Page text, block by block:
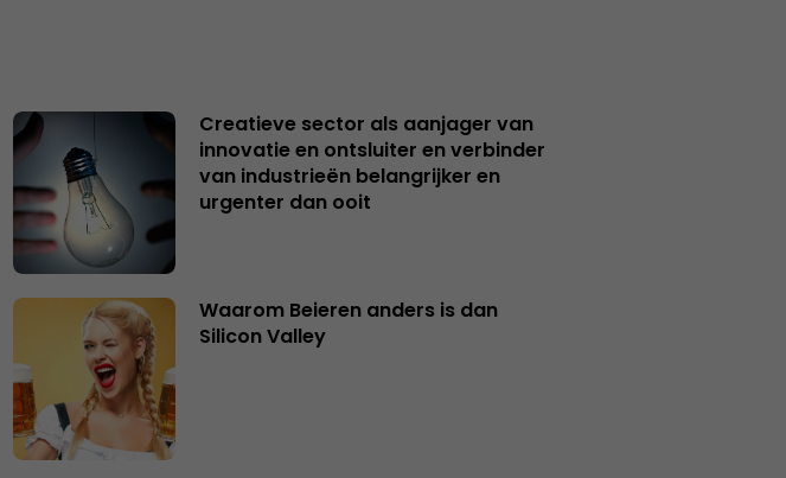
Creatieve sector als aanjager van
innovatie en ontsluiter en verbinder
van industrieën belangrijker en
urgenter dan ooit
Waarom Beieren anders is dan
Silicon Valley